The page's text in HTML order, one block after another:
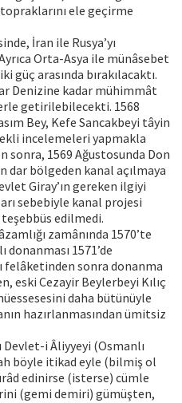
ele geçirme
İran ile Rusya’yı
Orta-Asya ile münâsebet
güç arasında bırakılacaktı.
Denizine kadar mühimmât
getirilebilecekti. 1568
Bey, Kefe Sancakbeyi tâyin
incelemeleri yapmakla
1569 Ağustosunda Don
dar bölgeden kanal açılmaya
Giray’ın gereken ilgiyi
sebebiyle kanal projesi
edilmedi.
zamânında 1570’te
donanması 1571’de
felâketinden sonra donanma
eski Cezayir Beylerbeyi Kılıç
daha bütünüyle
hazırlanmasından ümitsiz
i Âliyyeyi (Osmanlı
böyle itikad eyle (bilmiş ol
edinirse (isterse) cümle
(gemi demiri) gümüşten,